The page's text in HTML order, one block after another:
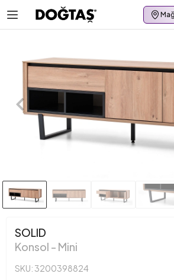
SOLID
Konsol - Mini
SKU: 3200398824